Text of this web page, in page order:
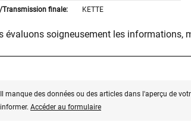
Transmission finale: KETTE
évaluons soigneusement les informations,
Il manque des données ou des articles dans l'aperçu de
informer. Accéder au formulaire